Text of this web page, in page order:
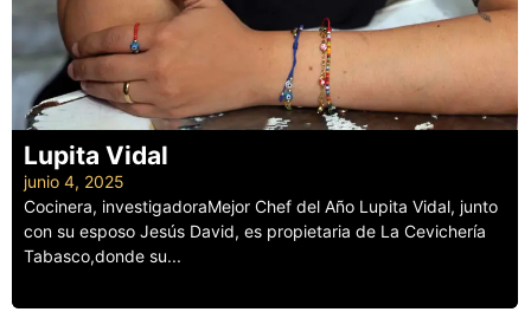
Lupita Vidal
junio 4, 2025
Cocinera, investigadoraMejor Chef del Año Lupita Vidal, junto
con su esposo Jesús David, es propietaria de La Cevichería
Tabasco,donde su...